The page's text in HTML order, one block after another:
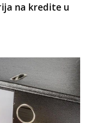
na kredite u